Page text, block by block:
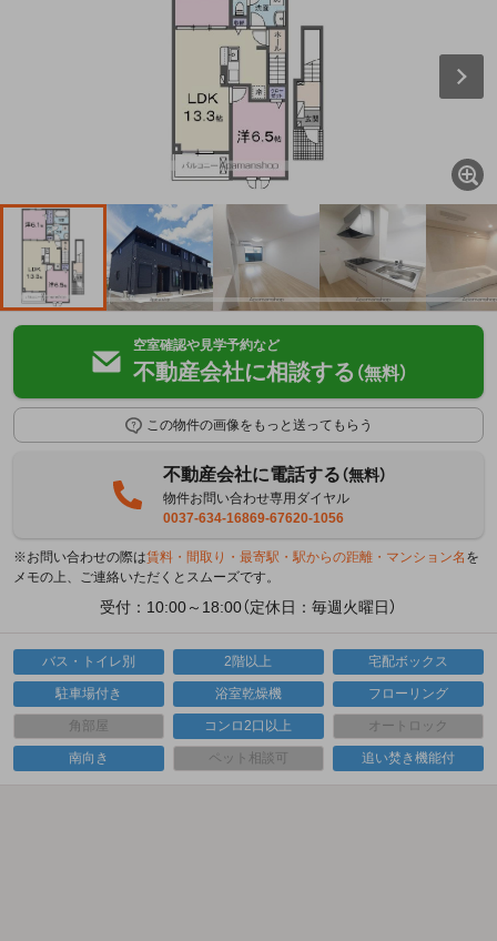
空室確認や見学予約など
不動産会社に相談する （無料）
この物件の画像をもっと送ってもらう
不動産会社に電話する（無料）
物件お問い合わせ専用ダイヤル
0037-634-16869-67620-1056
※お問い合わせの際は賃料・間取り・最寄駅・駅からの距離・マンション名 を
メモの上、ご連絡いただくとスムーズです。
受付：10:00～18:00（定休日：毎週火曜日）
バス・トイレ別 2階以上 宅配ボックス
駐車場付き 浴室乾燥機 フローリング
角部屋 コンロ2口以上 オートロック
南向き ペット相談可 追い焚き機能付